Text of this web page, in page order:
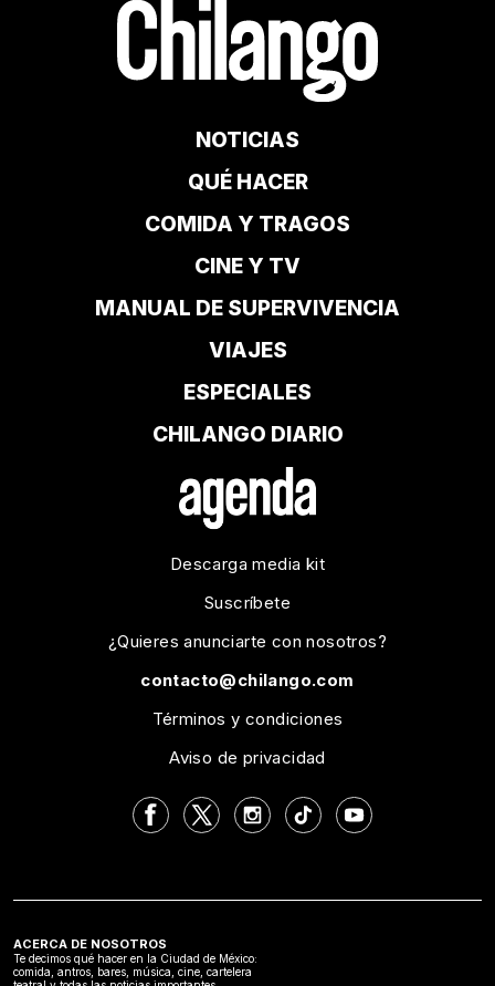
NOTICIAS
QUÉ HACER
COMIDA Y TRAGOS
CINE Y TV
MANUAL DE SUPERVIVENCIA
VIAJES
ESPECIALES
CHILANGO DIARIO
Descarga media kit
Suscríbete
¿Quieres anunciarte con nosotros?
contacto@chilango.com
Términos y condiciones
Aviso de privacidad
ACERCA DE NOSOTROS
Te decimos qué hacer en la Ciudad de México:
comida, antros, bares, música, cine, cartelera